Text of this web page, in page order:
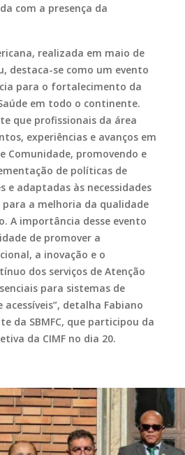
com a presença da
realizada em maio de
destaca-se como um evento
para o fortalecimento da
em todo o continente.
que profissionais da área
experiências e avanços em
Comunidade, promovendo e
de políticas de
e adaptadas às necessidades
a melhoria da qualidade
A importância desse evento
de promover a
a inovação e o
dos serviços de Atenção
para sistemas de
detalha Fabiano
da SBMFC, que participou da
da CIMF no dia 20.